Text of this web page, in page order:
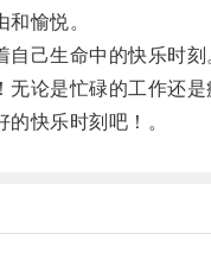
愉悦。
己生命中的快乐时刻
是忙碌的工作还是
快乐时刻吧！。